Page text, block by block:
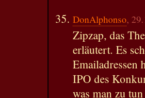
DonAlphonso,
Zipzap, das
erläutert. Es
Emailadressen
IPO des
was man zu